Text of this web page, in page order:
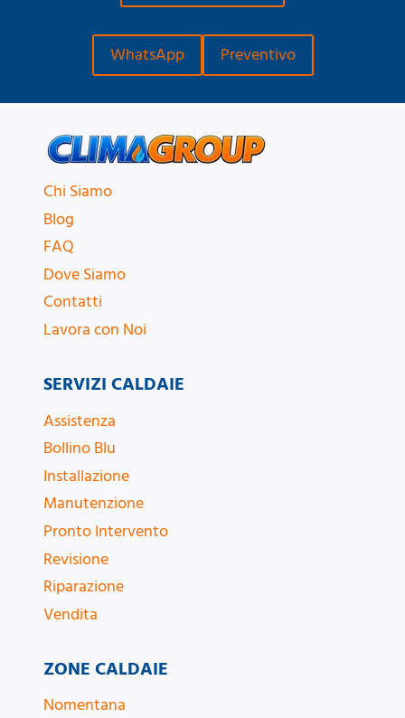
WhatsApp Preventivo
Chi Siamo
Blog
FAQ
Dove Siamo
Contatti
Lavora con Noi
SERVIZI CALDAIE
Assistenza
Bollino Blu
Installazione
Manutenzione
Pronto Intervento
Revisione
Riparazione
Vendita
ZONE CALDAIE
Nomentana